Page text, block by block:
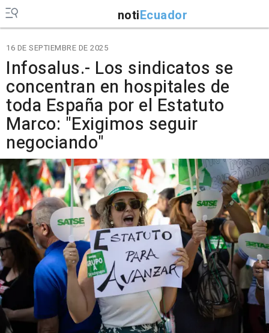
notiEcuador
16 DE SEPTIEMBRE DE 2025
Infosalus.- Los sindicatos se
concentran en hospitales de
toda España por el Estatuto
Marco: "Exigimos seguir
negociando"